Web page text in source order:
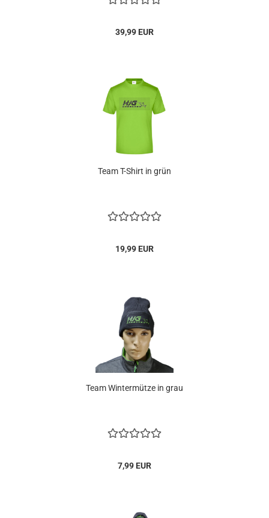
39,99 EUR
Team T-Shirt in grün
19,99 EUR
Team Wintermütze in grau
7,99 EUR